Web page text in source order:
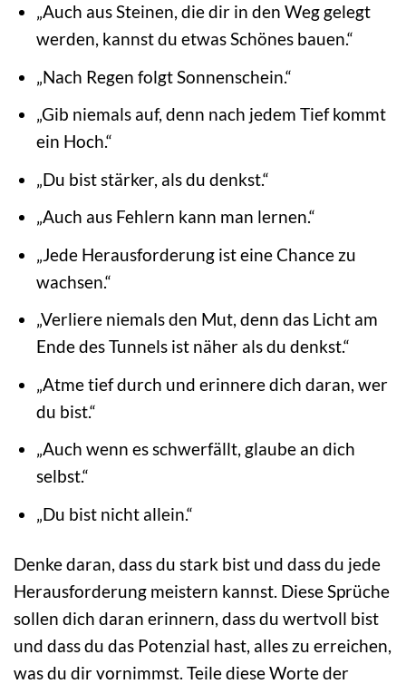
„Auch aus Steinen, die dir in den Weg gelegt
werden, kannst du etwas Schönes bauen.“
„Nach Regen folgt Sonnenschein.“
„Gib niemals auf, denn nach jedem Tief kommt
ein Hoch.“
„Du bist stärker, als du denkst.“
„Auch aus Fehlern kann man lernen.“
„Jede Herausforderung ist eine Chance zu
wachsen.“
„Verliere niemals den Mut, denn das Licht am
Ende des Tunnels ist näher als du denkst.“
„Atme tief durch und erinnere dich daran, wer
du bist.“
„Auch wenn es schwerfällt, glaube an dich
selbst.“
„Du bist nicht allein.“
Denke daran, dass du stark bist und dass du jede
Herausforderung meistern kannst. Diese Sprüche
sollen dich daran erinnern, dass du wertvoll bist
und dass du das Potenzial hast, alles zu erreichen,
was du dir vornimmst. Teile diese Worte der